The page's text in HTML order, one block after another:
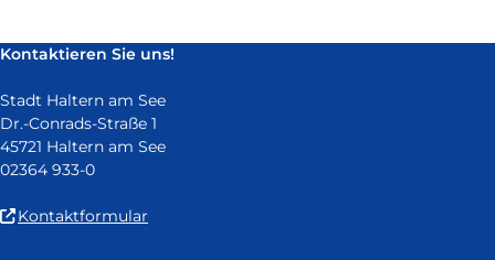
Kontaktieren Sie uns!
Stadt Haltern am See
Dr.-Conrads-Straße 1
45721 Haltern am See
02364 933-0
Kontaktformular